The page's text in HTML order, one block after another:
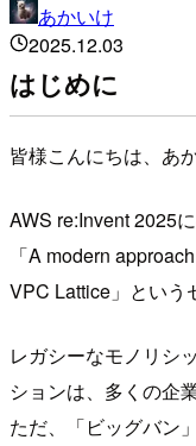
あかいけ
2025.12.03
はじめに
皆様こんにちは、あ
AWS re:Invent 2025
「A modern
VPC Lattice」という
レガシーなモノリシ
ションは、多くの企
ただ、「ビッグバン